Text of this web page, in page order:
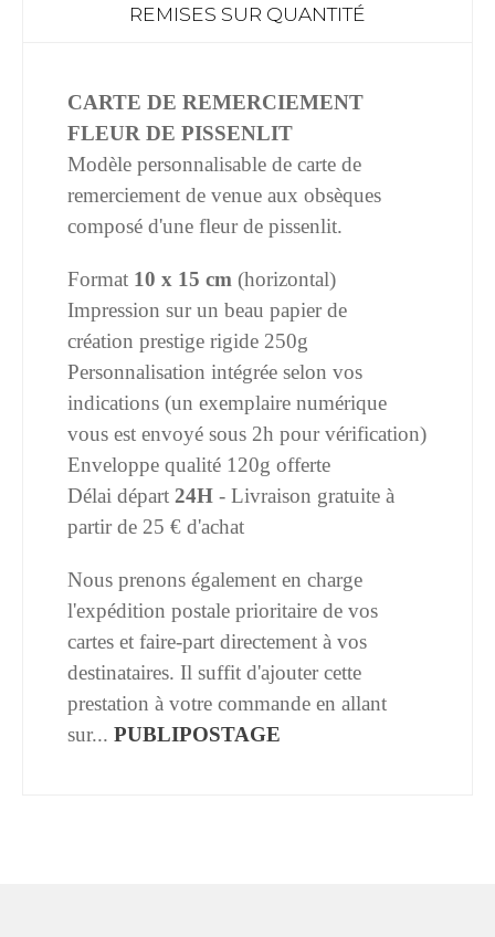
REMISES SUR QUANTITÉ
CARTE DE REMERCIEMENT
FLEUR DE PISSENLIT
Modèle personnalisable de carte de
remerciement de venue aux obsèques
composé d'une fleur de pissenlit.
Format 10 x 15 cm (horizontal)
Impression sur un beau papier de
création prestige rigide 250g
Personnalisation intégrée selon vos
indications (un exemplaire numérique
vous est envoyé sous 2h pour vérification)
Enveloppe qualité 120g offerte
Délai départ 24H - Livraison gratuite à
partir de 25 € d'achat
Nous prenons également en charge
l'expédition postale prioritaire de vos
cartes et faire-part directement à vos
destinataires. Il suffit d'ajouter cette
prestation à votre commande en allant
sur... PUBLIPOSTAGE